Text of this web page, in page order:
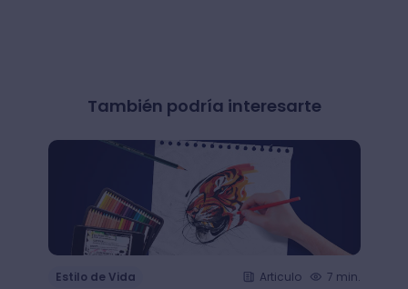
También podría interesarte
Estilo de Vida Articulo 7 min.